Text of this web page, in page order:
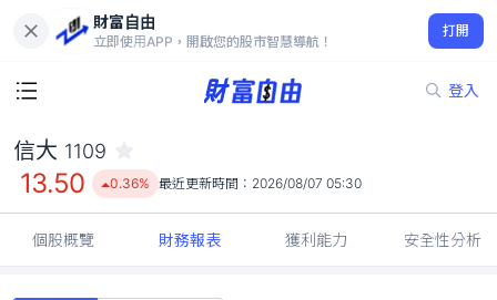
財富自由
立即使用APP，開啟您的股市智慧導航！
打開
登入
13.50
0.36%
信大 1109
13.50 0.36% 最近更新時間： 2026/08/07 05:30
個股概覽 財務報表 獲利能力 安全性分析